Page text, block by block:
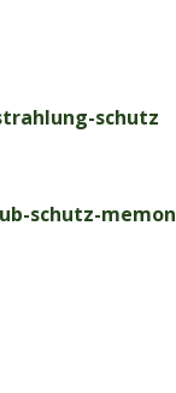
schutz
schutz-memon